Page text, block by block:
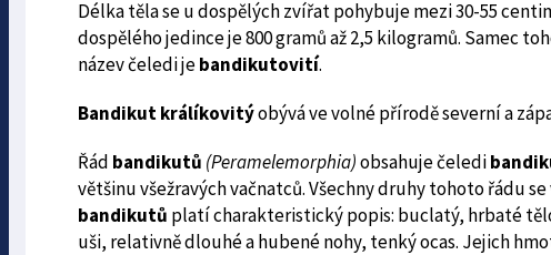
Délka těla se u dospělých zvířat pohybuje mezi 30-55
dospělého jedince je 800 gramů až 2,5 kilogramů. Samec
název čeledi jebandikutovití.
Bandikut králíkovitýobývá ve volné přírodě severní a
Řád bandikutů (Peramelemorphia)obsahuje čeledi
většinu všežravých vačnatců. Všechny druhy tohoto řádu
bandikutů platí charakteristický popis: buclatý, hrbaté
uši, relativně dlouhé a hubené nohy, tenký ocas. Jejich